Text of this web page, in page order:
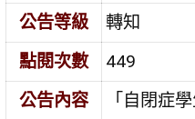
公告等級
轉知
點閱次數
449
公告內容
「自閉症